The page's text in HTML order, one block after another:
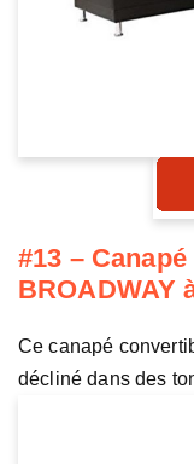
#13 –
BROADWAY
Ce canapé
décliné dans des